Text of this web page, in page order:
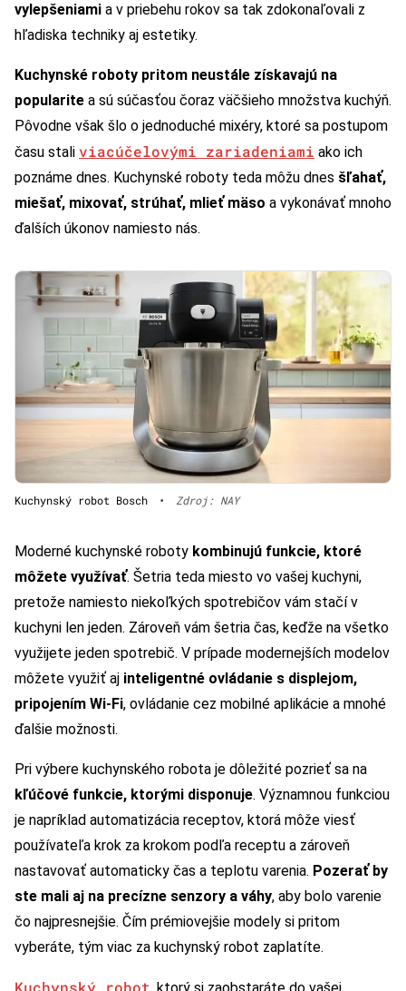
vylepšeniami a v priebehu rokov sa tak zdokonaľovali z
hľadiska techniky aj estetiky.
Kuchynské roboty pritom neustále získavajú na
popularite a sú súčasťou čoraz väčšieho množstva kuchýň.
Pôvodne však šlo o jednoduché mixéry, ktoré sa postupom
času stali viacúčelovými zariadeniami ako ich
poznáme dnes. Kuchynské roboty teda môžu dnes šľahať,
miešať, mixovať, strúhať, mlieť mäso a vykonávať mnoho
ďalších úkonov namiesto nás.
Kuchynský robot Bosch • Zdroj: NAY
Moderné kuchynské roboty kombinujú funkcie, ktoré
môžete využívať. Šetria teda miesto vo vašej kuchyni,
pretože namiesto niekoľkých spotrebičov vám stačí v
kuchyni len jeden. Zároveň vám šetria čas, keďže na všetko
využijete jeden spotrebič. V prípade modernejších modelov
môžete využiť aj inteligentné ovládanie s displejom,
pripojením Wi-Fi, ovládanie cez mobilné aplikácie a mnohé
ďalšie možnosti.
Pri výbere kuchynského robota je dôležité pozrieť sa na
kľúčové funkcie, ktorými disponuje. Významnou funkciou
je napríklad automatizácia receptov, ktorá môže viesť
používateľa krok za krokom podľa receptu a zároveň
nastavovať automaticky čas a teplotu varenia. Pozerať by
ste mali aj na precízne senzory a váhy, aby bolo varenie
čo najpresnejšie. Čím prémiovejšie modely si pritom
vyberáte, tým viac za kuchynský robot zaplatíte.